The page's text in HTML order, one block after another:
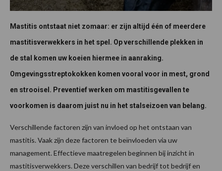
Mastitis ontstaat niet zomaar: er zijn altijd één of meerdere
mastitisverwekkers in het spel. Op verschillende plekken in
de stal komen uw koeien hiermee in aanraking.
Omgevingsstreptokokken komen vooral voor in mest, grond
en strooisel. Preventief werken om mastitisgevallen te
voorkomen is daarom juist nu in het stalseizoen van belang.
Verschillende factoren zijn van invloed op het ontstaan van
mastitis. Vaak zijn deze factoren te beïnvloeden via uw
management. Effectieve maatregelen beginnen bij inzicht in
mastitisverwekkers. Deze verschillen van bedrijf tot bedrijf en